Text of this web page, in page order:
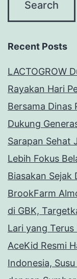
Recent Posts
LACTOGROW
Rayakan Hari
Bersama Dinas
Dukung
Sarapan Sehat
Lebih Fokus
Biasakan Sejak
BrookFarm
di GBK,
Lari yang
AceKid Resmi
Indonesia,